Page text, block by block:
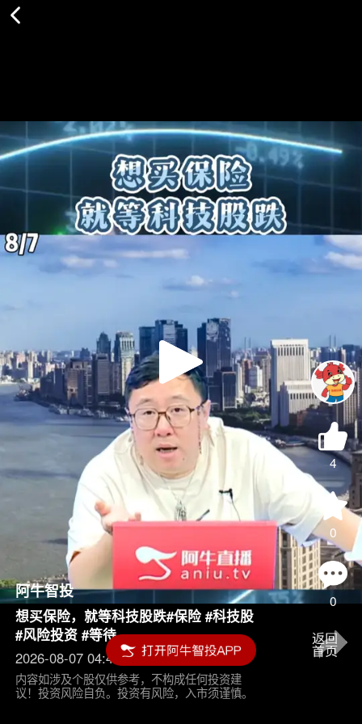
Play
Video
4
0
0
阿牛智投
想买保险，就等科技股跌#保险 #科技股
#风险投资 #等待
2026-08-07 04:45
内容如涉及个股仅供参考，不构成任何投资建
议！投资风险自负。投资有风险，入市须谨慎。